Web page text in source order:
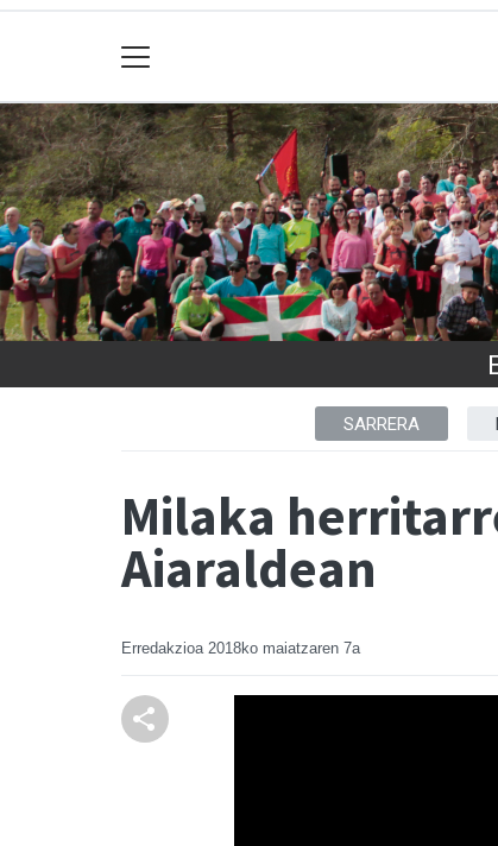
SARRERA
Milaka
Aiaraldean
Erredakzioa 2018ko maiatzaren 7a